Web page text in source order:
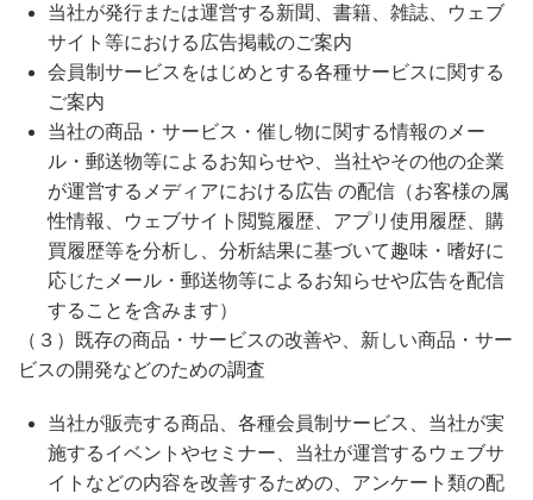
当社が発行または運営する新聞、書籍、雑誌、ウェブ
サイト等における広告掲載のご案内
会員制サービスをはじめとする各種サービスに関する
ご案内
当社の商品・サービス・催し物に関する情報のメー
ル・郵送物等によるお知らせや、当社やその他の企業
が運営するメディアにおける広告 の配信（お客様の属
性情報、ウェブサイト閲覧履歴、アプリ使用履歴、購
買履歴等を分析し、分析結果に基づいて趣味・嗜好に
応じたメール・郵送物等によるお知らせや広告を配信
することを含みます）
（３）既存の商品・サービスの改善や、新しい商品・サー
ビスの開発などのための調査
当社が販売する商品、各種会員制サービス、当社が実
施するイベントやセミナー、当社が運営するウェブサ
イトなどの内容を改善するための、アンケート類の配